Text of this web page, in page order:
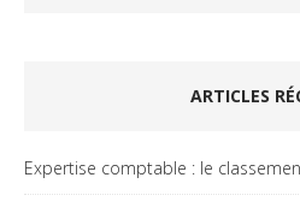
ARTICLES
Expertise comptable : le